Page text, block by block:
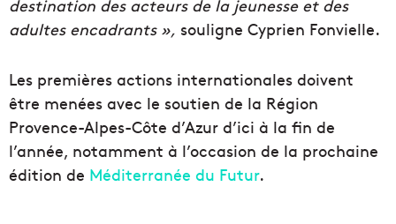
destination des acteurs de la jeunesse et des
adultes encadrants », souligne Cyprien Fonvielle.
Les premières actions internationales doivent
être menées avec le soutien de la Région
Provence-Alpes-Côte d’Azur d’ici à la fin de
l’année, notamment à l’occasion de la prochaine
édition de Méditerranée du Futur.